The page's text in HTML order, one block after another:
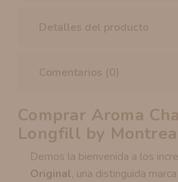
Detalles del producto
Comentarios (0)
Comprar Aroma
Longfill by
Demos la bienvenida a los
Original, una distinguida